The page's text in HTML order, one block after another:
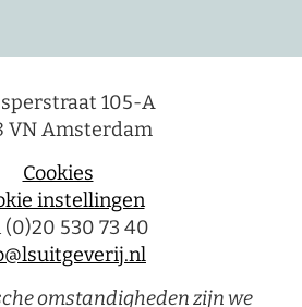
105-A
VN Amsterdam
Cookies
instellingen
(0)20 530 73 40
omstandigheden zijn we